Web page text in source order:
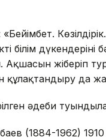
білім
жіберіп
құлақтандыру да
әдеби
(1884-1962)